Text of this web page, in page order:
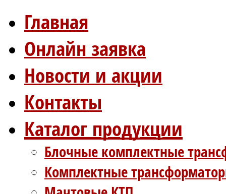
Главная
Онлайн заявка
Новости и акции
Контакты
Каталог продукции
Блочные комплектные
Комплектные